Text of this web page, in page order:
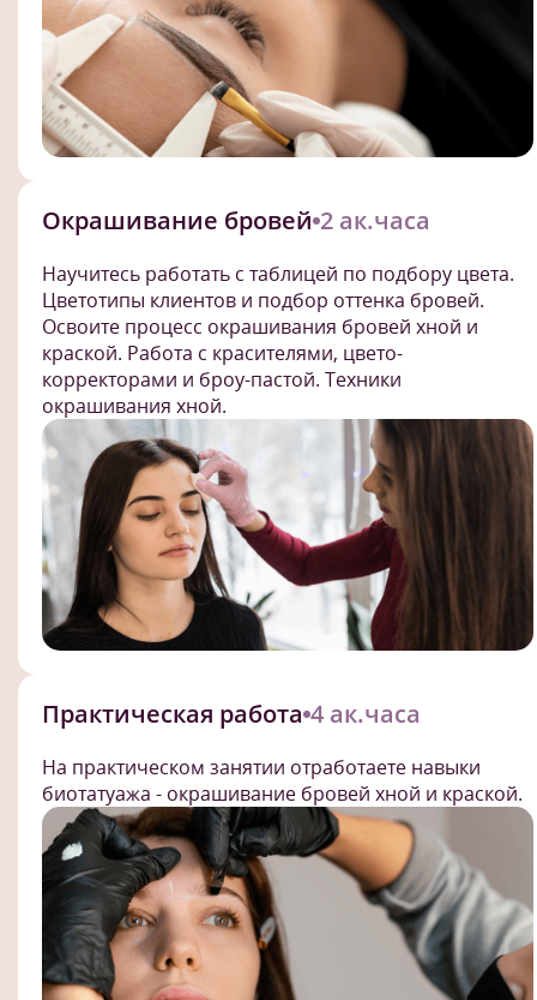
Окрашивание бровей 2 ак.часа
Научитесь работать с таблицей по подбору цвета.
Цветотипы клиентов и подбор оттенка бровей.
Освоите процесс окрашивания бровей хной и
краской. Работа с красителями, цвето-
корректорами и броу-пастой. Техники
окрашивания хной.
Практическая работа 4 ак.часа
На практическом занятии отработаете навыки
биотатуажа - окрашивание бровей хной и краской.